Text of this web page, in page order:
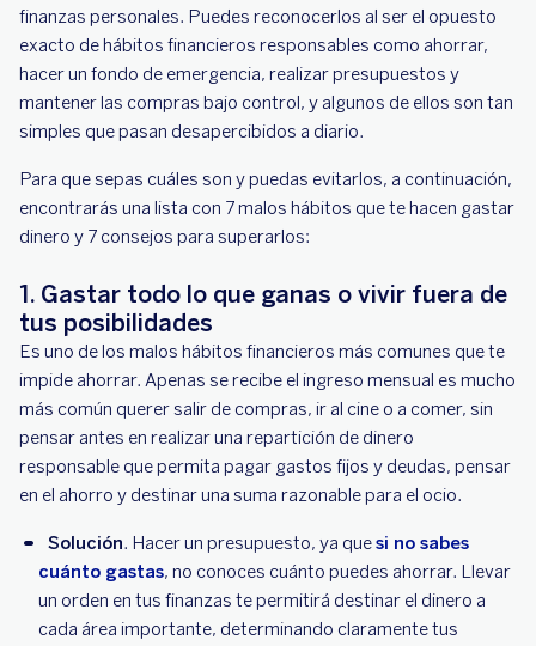
finanzas personales. Puedes reconocerlos al ser el opuesto
exacto de hábitos financieros responsables como ahorrar,
hacer un fondo de emergencia, realizar presupuestos y
mantener las compras bajo control, y algunos de ellos son tan
simples que pasan desapercibidos a diario.
Para que sepas cuáles son y puedas evitarlos, a continuación,
encontrarás una lista con 7 malos hábitos que te hacen gastar
dinero y 7 consejos para superarlos:
1. Gastar todo lo que ganas o vivir fuera de
tus posibilidades
Es uno de los malos hábitos financieros más comunes que te
impide ahorrar. Apenas se recibe el ingreso mensual es mucho
más común querer salir de compras, ir al cine o a comer, sin
pensar antes en realizar una repartición de dinero
responsable que permita pagar gastos fijos y deudas, pensar
en el ahorro y destinar una suma razonable para el ocio.
Solución. Hacer un presupuesto, ya quesi no sabes
cuánto gastas, no conoces cuánto puedes ahorrar. Llevar
un orden en tus finanzas te permitirá destinar el dinero a
cada área importante, determinando claramente tus